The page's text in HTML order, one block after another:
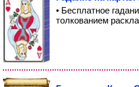
• Бесплатное
толкованием